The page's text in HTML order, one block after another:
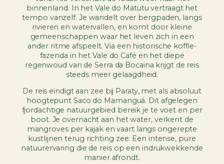
binnenland. In het Vale do Matutu vertraagt het
tempo vanzelf. Je wandelt over bergpaden, langs
rivieren en watervallen, en komt door kleine
gemeenschappen waar het leven zich in een
ander ritme afspeelt. Via een historische koffie-
fazenda in het Vale do Café en het diepe
regenwoud van de Serra da Bocaina krijgt de reis
steeds meer gelaagdheid.
De reis eindigt aan zee bij Paraty, met als absoluut
hoogtepunt Saco do Mamanguá. Dit afgelegen
fjordachtige natuurgebied bereik je te voet en per
boot. Je overnacht aan het water, verkent de
mangroves per kajak en vaart langs ongerepte
kustlijnen terug richting zee. Een intense, pure
natuurervaring die de reis op een indrukwekkende
manier afrondt.